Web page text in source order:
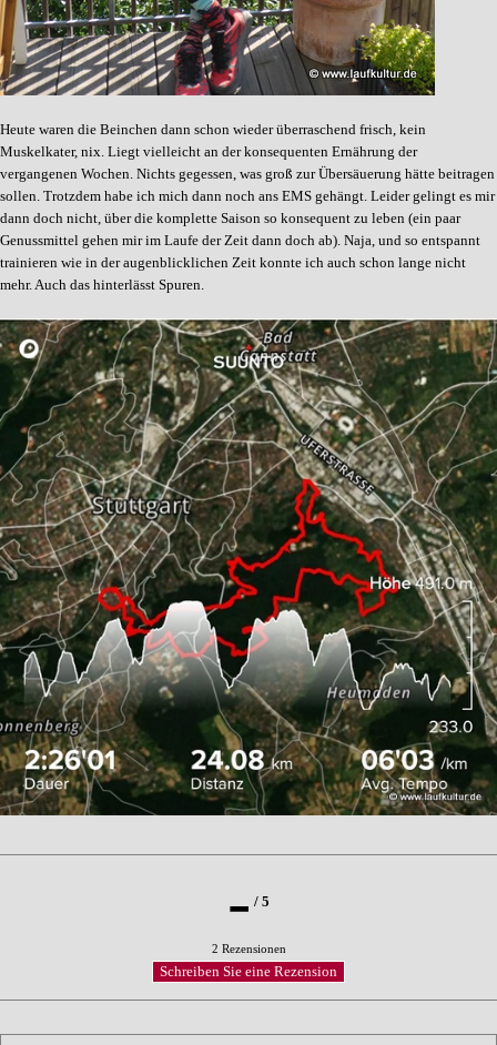
Heute waren die Beinchen dann schon wieder überraschend frisch, kein
Muskelkater, nix. Liegt vielleicht an der konsequenten Ernährung der
vergangenen Wochen. Nichts gegessen, was groß zur Übersäuerung hätte beitragen
sollen. Trotzdem habe ich mich dann noch ans EMS gehängt. Leider gelingt es mir
dann doch nicht, über die komplette Saison so konsequent zu leben (ein paar
Genussmittel gehen mir im Laufe der Zeit dann doch ab). Naja, und so entspannt
trainieren wie in der augenblicklichen Zeit konnte ich auch schon lange nicht
mehr. Auch das hinterlässt Spuren.
- / 5
2 Rezensionen